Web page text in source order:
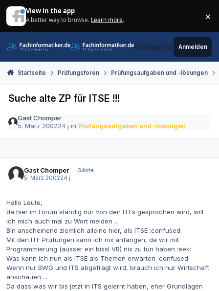
View in the app
A better way to browse. Learn more. ×
Fachinformatiker.de
Anmelden
Startseite Prüfungsforen Prüfungsaufgaben und -lösungen
Suche alte ZP für ITSE !!!
Gast Chomper
5. März 200224 j in Prüfungsaufgaben und -lösungen
Gast Chomper
Gäste
5. März 200224 j
Hallo Leute,
da hier im Forum ständig nur von den ITFs gesprochen wird, will
ich mich auch mal zu Wort melden ...
Bin anscheinend ziemlich alleine hier, als ITSE :confused:
Mit den ITF Prüfungen kann ich nix anfangen, da wir mit
Programmierung (ausser ein bissl VB) nix zu tun haben :eek:
Was kann ich nun als ITSE als Themen erwarten :confused:
Wenn nur BWG und ITS abgefragt wird, brauch ich nur Wirtschaft
anschauen ...
Da dass was wir bis jetzt in ITS gelernt haben, eher Grundlagen